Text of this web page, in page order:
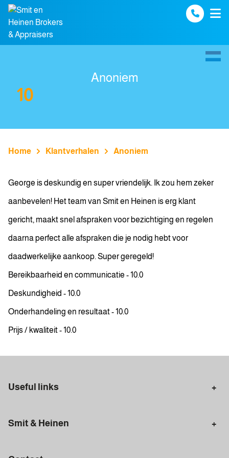
Spring naar inhoud
Anoniem
10
Home Klantverhalen Anoniem
George is deskundig en super vriendelijk. Ik zou hem zeker
aanbevelen! Het team van Smit en Heinen is erg klant
gericht, maakt snel afspraken voor bezichtiging en regelen
daarna perfect alle afspraken die je nodig hebt voor
daadwerkelijke aankoop. Super geregeld!
Bereikbaarheid en communicatie - 10.0
Deskundigheid - 10.0
Onderhandeling en resultaat - 10.0
Prijs / kwaliteit - 10.0
Useful links
Smit & Heinen